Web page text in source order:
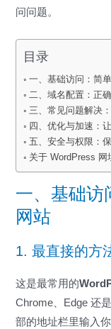
问问题。
目录
一、基础访问：简
二、域名配置：正
三、常见问题解决
四、优化与加速：
五、安全与权限：
关于 WordPress 网
一、基础访
网站
1. 最直接的方
这是最常用的
Chrome、Edge 还
部的地址栏里输入